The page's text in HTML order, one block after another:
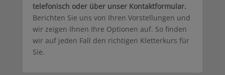
telefonisch oder über unser Kontaktformular.
Berichten Sie uns von Ihren Vorstellungen und
wir zeigen Ihnen Ihre Optionen auf. So finden
wir auf jeden Fall den richtigen Kletterkurs für
Sie.